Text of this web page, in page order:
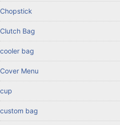
Chopstick
Clutch Bag
cooler bag
Cover Menu
cup
custom bag